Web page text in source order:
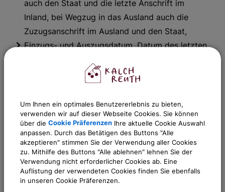
auch den Staat und die letzte Anschrift im
Inland, bei Wegzug in das Ausland auch die
Zuzugsanschrift im Ausland und den Staat,
Einzugs- und Auszugsdatum, Datum des letzten
Datum des letzten Zuzugs aus dem Ausland,
Lebenspartnern zusätzlich Datum und Ort der
Eheschließung oder der Begründung der
Lebenspartnerschaft sowie bei Eheschließung
oder Begründung der Lebenspartnerschaft im
Ausland auch den Staat,
Daten zum Ehegatten oder Lebenspartner,
Daten zu minderjährigen Kindern,
Um Ihnen ein optimales Benutzererlebnis zu bieten,
verwenden wir auf dieser Webseite Cookies. Sie können
über die Cookie Präferenzen Ihre aktuelle Cookie Auswahl
anpassen. Durch das Betätigen des Buttons "Alle
akzeptieren" stimmen Sie der Verwendung aller Cookies
zu. Mithilfe des Buttons "Alle ablehnen" lehnen Sie der
Verwendung nicht erforderlicher Cookies ab. Eine
Auflistung der verwendeten Cookies finden Sie ebenfalls
in unseren Cookie Präferenzen.